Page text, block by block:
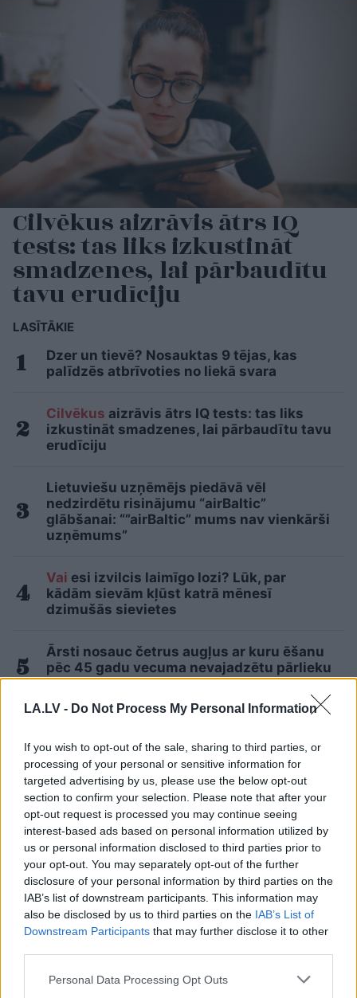
LA.LV - Do Not Process My Personal Information
If you wish to opt-out of the sale, sharing to third parties, or
processing of your personal or sensitive information for
targeted advertising by us, please use the below opt-out
section to confirm your selection. Please note that after your
opt-out request is processed you may continue seeing
interest-based ads based on personal information utilized by
us or personal information disclosed to third parties prior to
your opt-out. You may separately opt-out of the further
disclosure of your personal information by third parties on the
IAB’s list of downstream participants. This information may
also be disclosed by us to third parties on the IAB’s List of
Downstream Participants that may further disclose it to other
Please note that this website/app uses one or more Google
Personal Data Processing Opt Outs
Cilvēkus aizrāvis ātrs IQ
tests: tas liks izkustināt
smadzenes, lai pārbaudītu
tavu erudīciju
LASĪTĀKIE
Dzer un tievē? Nosauktas 9 tējas, kas
palīdzēs atbrīvoties no liekā svara
Cilvēkus aizrāvis ātrs IQ tests: tas liks
izkustināt smadzenes, lai pārbaudītu tavu
erudīciju
Lietuviešu uzņēmējs piedāvā vēl
nedzirdētu risinājumu “airBaltic”
glābšanai: “”airBaltic” mums nav vienkārši
uzņēmums”
Vai esi izvilcis laimīgo lozi? Lūk, par
kādām sievām kļūst katrā mēnesī
dzimušās sievietes
Ārsti nosauc četrus augļus ar kuru ēšanu
pēc 45 gadu vecuma nevajadzētu pārlieku
aizrauties